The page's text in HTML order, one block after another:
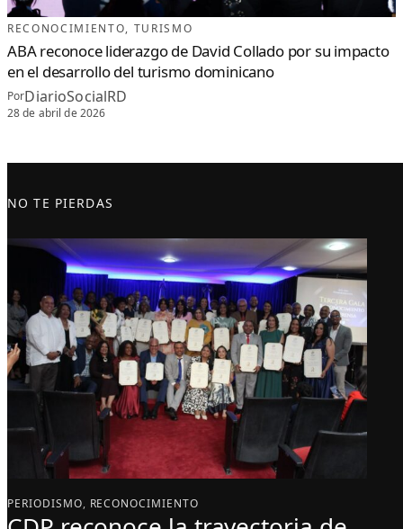
RECONOCIMIENTO, TURISMO
ABA reconoce liderazgo de David Collado por su impacto
en el desarrollo del turismo dominicano
PorDiarioSocialRD
28 de abril de 2026
NO TE PIERDAS
PERIODISMO, RECONOCIMIENTO